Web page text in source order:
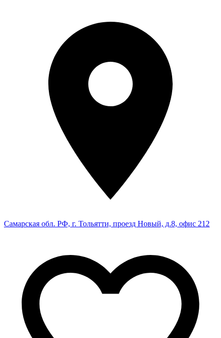
Самарская обл. РФ, г. Тольятти, проезд Новый, д.8, офис 212